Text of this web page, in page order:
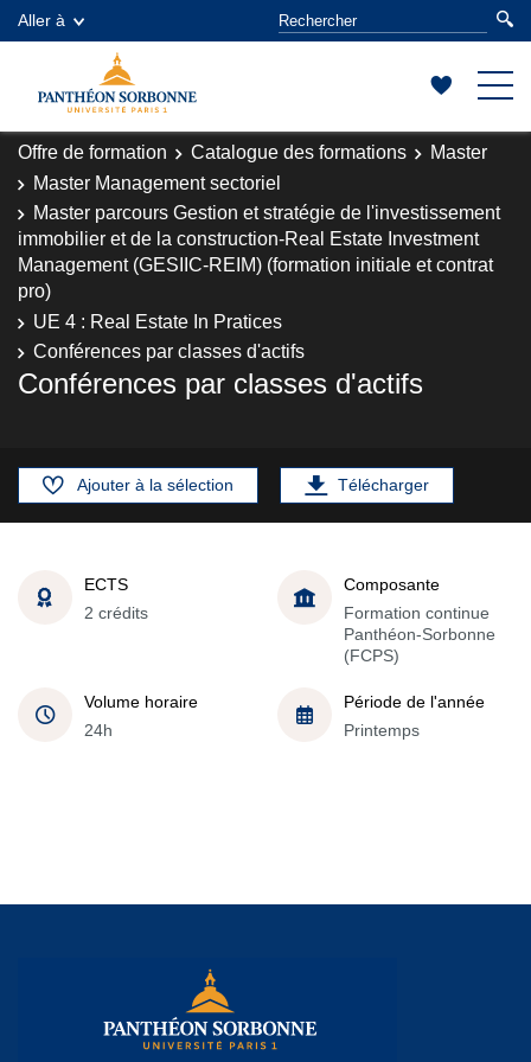
Aller à
Offre de formation Catalogue des formations
Master
Master Management sectoriel
Master parcours Gestion et stratégie de l'investissement
immobilier et de la construction-Real Estate Investment
Management (GESIIC-REIM) (formation initiale et contrat
pro)
UE 4 : Real Estate In Pratices
Conférences par classes d'actifs
Conférences par classes d'actifs
Ajouter à la sélection Télécharger
ECTS
2 crédits
Composante
Formation continue
Panthéon-Sorbonne
(FCPS)
Volume horaire
24h
Période de l'année
Printemps